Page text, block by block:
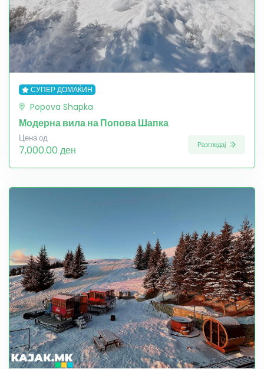
СУПЕР ДОМАЌИН
Popova Shapka
Модерна вила на Попова Шапка
Цена од
7,000.00 ден Разгледај